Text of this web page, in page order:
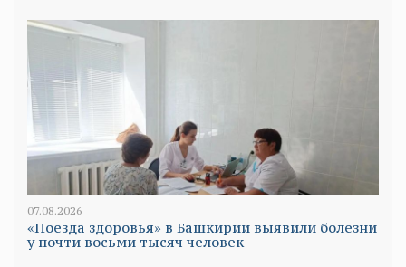
07.08.2026
«Поезда здоровья» в Башкирии выявили болезни
у почти восьми тысяч человек